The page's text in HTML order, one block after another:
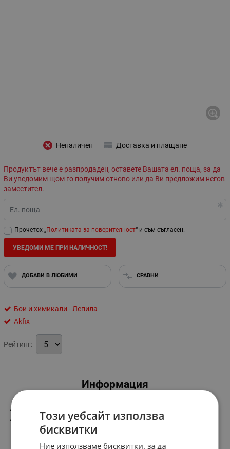
Неналичен Доставка и плащане
Продуктът вече е разпродаден, оставете Вашата ел. поща, за да
Ви уведомим щом го получим отново или да Ви предложим негов
заместител.
Ел. поща
Прочетох „Политиката за поверителност“ и съм съгласен.
УВЕДОМИ МЕ ПРИ НАЛИЧНОСТ!
ДОБАВИ В ЛЮБИМИ СРАВНИ
Бои и химикали - Лепила
Akfix
Рейтинг:
Информация
-универсално еднокомпонентно лепило на базата на
полиуретан.
Този уебсайт използва
бисквитки
Ние използваме бисквитки, за да